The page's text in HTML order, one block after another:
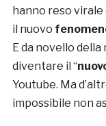
hanno reso virale
il nuovo
E da novello
diventare il “
Youtube. Ma
impossibile non